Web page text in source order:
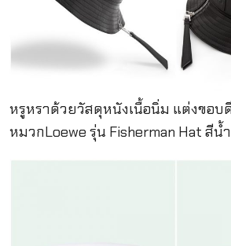
หรูหราด้วยวัสดุหนังเนื้อนิ่ม แต่งขอบ
หมวกLoewe รุ่น Fisherman Hat สีน้